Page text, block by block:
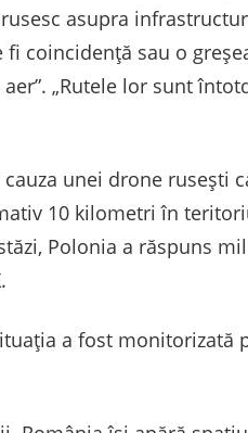
asupra
coincidență sau o
„Rutele lor sunt
unei drone rusești
10 kilometri în
Polonia a răspuns
a fost monitorizată